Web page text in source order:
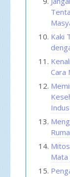
Kaki
Cara
Mata